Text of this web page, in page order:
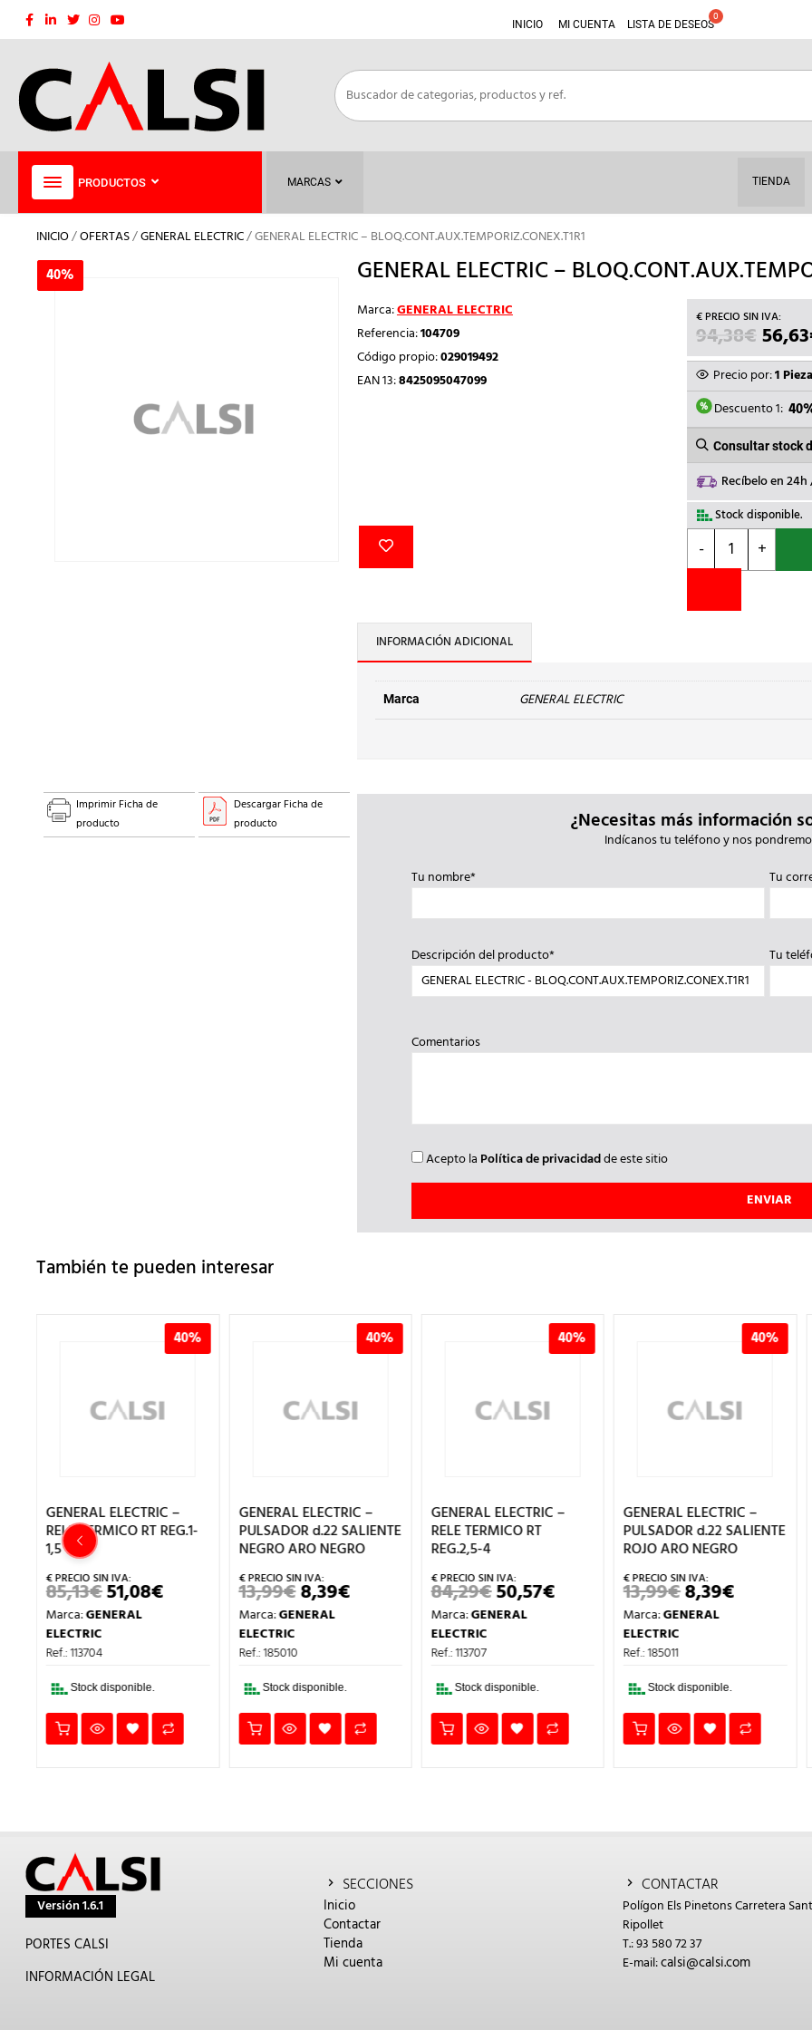
Saltar
INICIO MI CUENTA LISTA DE DESEOS
PRODUCTOS MARCAS TIENDA
INICIO/OFERTAS/GENERAL ELECTRIC/ GENERAL ELECTRIC – BLOQ.CONT.AUX.TEMPORIZ.CONEX.T1R1
40% GENERAL ELECTRIC –
Marca:GENERAL ELECTRIC
Referencia:104709
Código propio:029019492
EAN 13:8425095047099
94,38€ EL
ERA:
56,63
Precio por:1 Pieza
Descuento 1:
Consultar stock
Recíbelo en
Stock disponible.
-
GENERAL
ELECTRIC
cantidad
+
INFORMACIÓN ADICIONAL
Marca GENERAL ELECTRIC
40%
Imprimir Ficha de
producto
Descargar Ficha de
producto
¿Necesitas más información
Indícanos tu teléfono y nos
Tu nombre*
Tu
Descripción del producto* Tu
Comentarios
Acepto la Política de privacidadde este sitio
También te pueden interesar
40%
GENERAL ELECTRIC –
RELE TERMICO RT REG.1-
1,5
85,13€EL
PRECIO
ORIGINAL
51,08€EL
PRECIO
Marca:GENERAL
ELECTRIC
Ref.: 113704
Stock disponible.
40%
GENERAL ELECTRIC –
PULSADOR d.22 SALIENTE
NEGRO ARO NEGRO
13,99€EL
PRECIO
ORIGINAL
8,39€EL
PRECIO
Marca:GENERAL
ELECTRIC
Ref.: 185010
Stock disponible.
40%
GENERAL ELECTRIC –
RELE TERMICO RT
REG.2,5-4
84,29€EL
PRECIO
ORIGINAL
50,57€EL
PRECIO
Marca:GENERAL
ELECTRIC
Ref.: 113707
Stock disponible.
40%
GENERAL ELECTRIC –
PULSADOR d.22 SALIENTE
ROJO ARO NEGRO
13,99€EL
PRECIO
ORIGINAL
8,39€EL
PRECIO
Marca:GENERAL
ELECTRIC
Ref.: 185011
Stock disponible.
Versión 1.6.1
PORTES CALSI
INFORMACIÓN LEGAL
SECCIONES
Inicio
Contactar
Tienda
Mi cuenta
CONTACTAR
Polígon Els Pinetons Carretera
Ripollet
T.: 93 580 72 37
E-mail:calsi@calsi.com